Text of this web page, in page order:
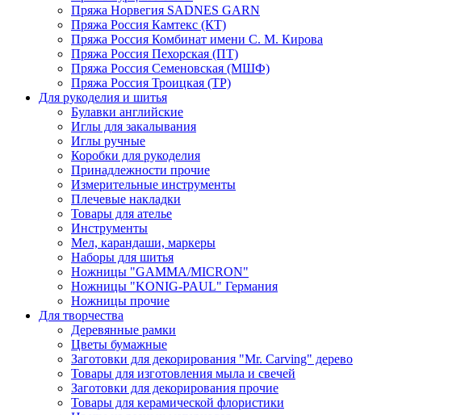
Пряжа Норвегия SADNES GARN
Пряжа Россия Камтекс (КТ)
Пряжа Россия Комбинат имени С. М. Кирова
Пряжа Россия Пехорская (ПТ)
Пряжа Россия Семеновская (МШФ)
Пряжа Россия Троицкая (ТР)
Для рукоделия и шитья
Булавки английские
Иглы для закалывания
Иглы ручные
Коробки для рукоделия
Принадлежности прочие
Измерительные инструменты
Плечевые накладки
Товары для ателье
Инструменты
Мел, карандаши, маркеры
Наборы для шитья
Ножницы "GAMMA/MICRON"
Ножницы "KONIG-PAUL" Германия
Ножницы прочие
Для творчества
Деревянные рамки
Цветы бумажные
Заготовки для декорирования "Mr. Carving" дерево
Товары для изготовления мыла и свечей
Заготовки для декорирования прочие
Товары для керамической флористики